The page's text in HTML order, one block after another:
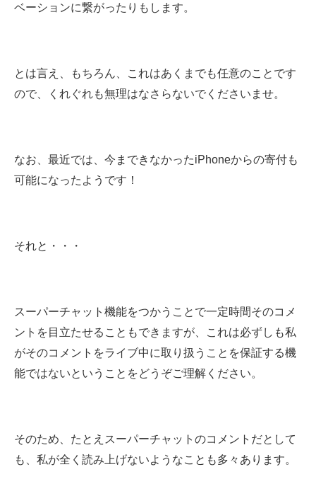
ベーションに繋がったりもします。
とは言え、もちろん、これはあくまでも任意のことです
ので、くれぐれも無理はなさらないでくださいませ。
なお、最近では、今まできなかったiPhoneからの寄付も
可能になったようです！
それと・・・
スーパーチャット機能をつかうことで一定時間そのコメ
ントを目立たせることもできますが、これは必ずしも私
がそのコメントをライブ中に取り扱うことを保証する機
能ではないということをどうぞご理解ください。
そのため、たとえスーパーチャットのコメントだとして
も、私が全く読み上げないようなことも多々あります。